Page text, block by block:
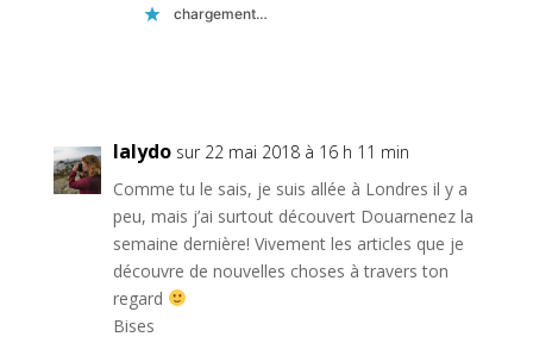
chargement…
lalydo sur 22 mai 2018 à 16 h 11 min
Comme tu le sais, je suis allée à Londres il y a
peu, mais j’ai surtout découvert Douarnenez la
semaine dernière! Vivement les articles que je
découvre de nouvelles choses à travers ton
regard
Bises